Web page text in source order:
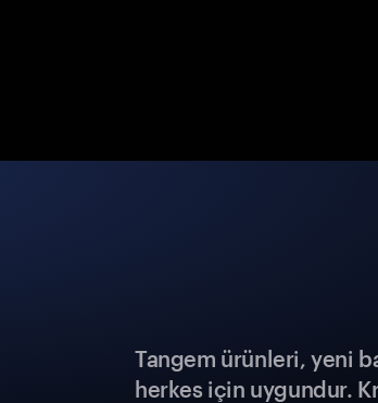
Tangem ürünleri, yeni
herkes için uygundur.